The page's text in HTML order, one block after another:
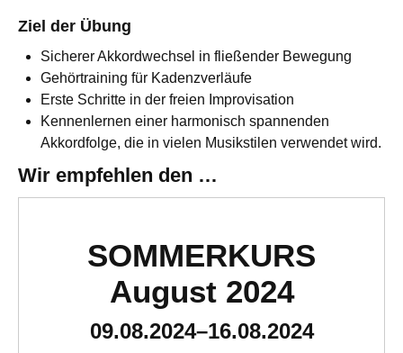
Ziel der Übung
Sicherer Akkordwechsel in fließender Bewegung
Gehörtraining für Kadenzverläufe
Erste Schritte in der freien Improvisation
Kennenlernen einer harmonisch spannenden
Akkordfolge, die in vielen Musikstilen verwendet wird.
Wir empfehlen den …
SOMMERKURS
August 2024
09.08.2024–16.08.2024